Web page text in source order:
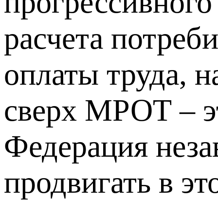
расчета
оплаты труда,
сверх МРОТ –
Федерация
продвигать в